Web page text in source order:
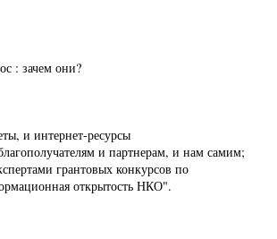
: зачем они?
и интернет-ресурсы
и партнерам, и нам самим;
грантовых конкурсов по
открытость НКО".